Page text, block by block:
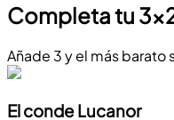
Completa tu
Añade 3 y el más barato
El conde Lucanor